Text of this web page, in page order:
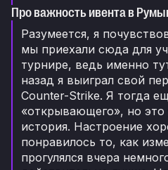
Про важность ивента в
Разумеется, я
мы приехали сюда для
турнире, ведь именно
назад я выиграл свой
Counter-Strike. Я тогда
«открывающего», но это
история. Настроение
понравилось то, как
прогулялся вчера